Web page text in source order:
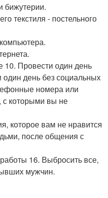
бижутерии.
текстиля - постельного
10. Провести один день
день без социальных
номера или
с которыми вы не
которое вам не нравится
после общения с
16. Выбросить все,
мужчин.